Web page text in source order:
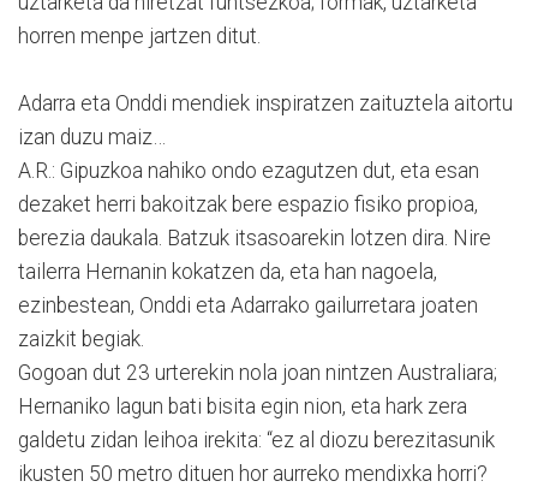
horren menpe jartzen ditut.
Adarra eta Onddi mendiek inspiratzen zaituztela aitortu
izan duzu maiz…
A.R.: Gipuzkoa nahiko ondo ezagutzen dut, eta esan
dezaket herri bakoitzak bere espazio fisiko propioa,
berezia daukala. Batzuk itsasoarekin lotzen dira. Nire
tailerra Hernanin kokatzen da, eta han nagoela,
ezinbestean, Onddi eta Adarrako gailurretara joaten
zaizkit begiak.
Gogoan dut 23 urterekin nola joan nintzen Australiara;
Hernaniko lagun bati bisita egin nion, eta hark zera
galdetu zidan leihoa irekita: “ez al diozu berezitasunik
ikusten 50 metro dituen hor aurreko mendixka horri?